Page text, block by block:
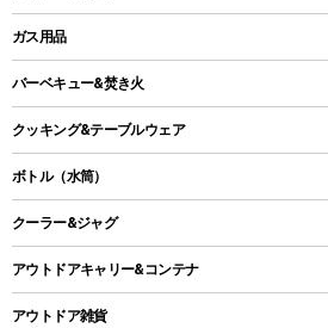
ロッジ型・オリジナルテント
タープ
スクエアタープ（レクタタープ）
メッシュタープ
自立式タープ
パラソル
レジャーシート
LEDランタン
ガスランタン
オイルランタン
LEDライト
ヘッドライト
キャンドル
ガス用品
ガスバーナー
ガス缶
ガストーチ、ライター
バーベキュー&焚き火
バーベキューコンロ、グリル
焚き火台タイプ（ロースタイル）グリル
卓上タイプグリル
パーティータイプグリル
クッキング&テーブルウェア
ダッチオーブン
ホットサンドメーカー
ボトル（水筒）
ステンレスボトル
コップ付きタイプ
ワンタッチタイプ
クーラー&ジャグ
クーラーボックス
クーラーバッグ
アウトドアキャリー&コンテナ
アウトドアキャリー
アウトドア雑貨